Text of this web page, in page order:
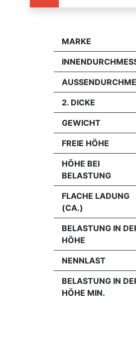
MARKE
2. DICKE
GEWICHT
FREIE HÖHE
HÖHE BEI
BELASTUNG
FLACHE LADUNG
(CA.)
BELASTUNG IN
HÖHE
NENNLAST
BELASTUNG IN
HÖHE MIN.